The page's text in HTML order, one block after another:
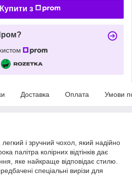
Купити з
Доставка Оплата Умови
і зручний чохол, який надійно
палітра колірних відтінків дає
яке найкраще відповідає стилю.
спеціальні вирізи для